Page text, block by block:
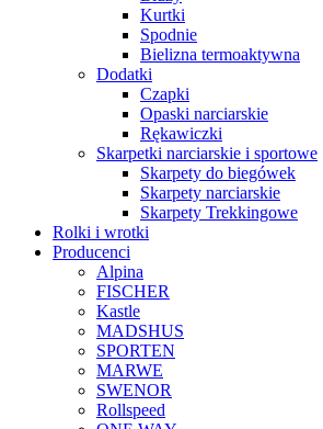
Kurtki
Spodnie
Bielizna termoaktywna
Dodatki
Czapki
Opaski narciarskie
Rękawiczki
Skarpetki narciarskie i sportowe
Skarpety do biegówek
Skarpety narciarskie
Skarpety Trekkingowe
Rolki i wrotki
Producenci
Alpina
FISCHER
Kastle
MADSHUS
SPORTEN
MARWE
SWENOR
Rollspeed